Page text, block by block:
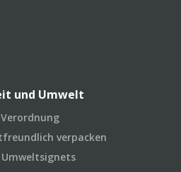
und Umwelt
Verordnung
verpacken
Umweltsignets